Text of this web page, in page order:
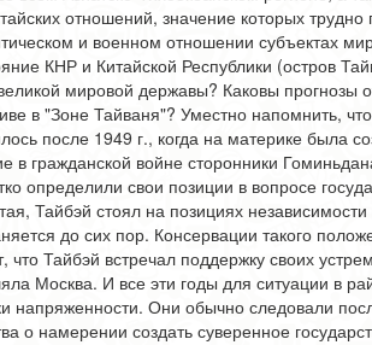
отношений, значение которых
и военном отношении субъектах
КНР и Китайской Республики (остров
мировой державы? Каковы прогнозы
в "Зоне Тайваня"? Уместно напомнить,
после 1949 г., когда на материке была
в гражданской войне сторонники
определили свои позиции в вопросе
Тайбэй стоял на позициях
до сих пор. Консервации такого
что Тайбэй встречал поддержку своих
Москва. И все эти годы для ситуации в
напряженности. Они обычно следовали
о намерении создать суверенное